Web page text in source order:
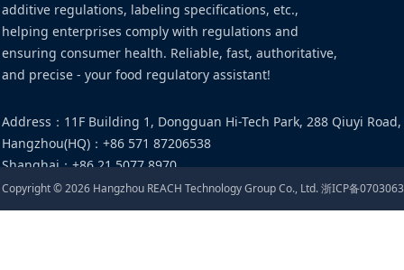
additive regulations, labeling specifications, etc.,
helping enterprises comply with regulations and
ensuring consumer health. Reliable, fast, authoritative,
and precise - your food regulatory assistant!
Address ： 11F Building 1, Dongguan Hi-Tech Park, 288 Qiuyi
Hangzhou(HQ) ： +86 571 87206538
Shanghai：+86 21 5077 8970
Email：food@cirs-group.com
Copyright ©2026 Hangzhou REACH Technology Group Co., Ltd.浙ICP备